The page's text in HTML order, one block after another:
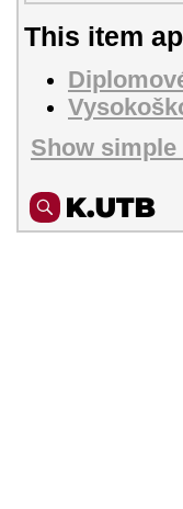
This item
Show simple